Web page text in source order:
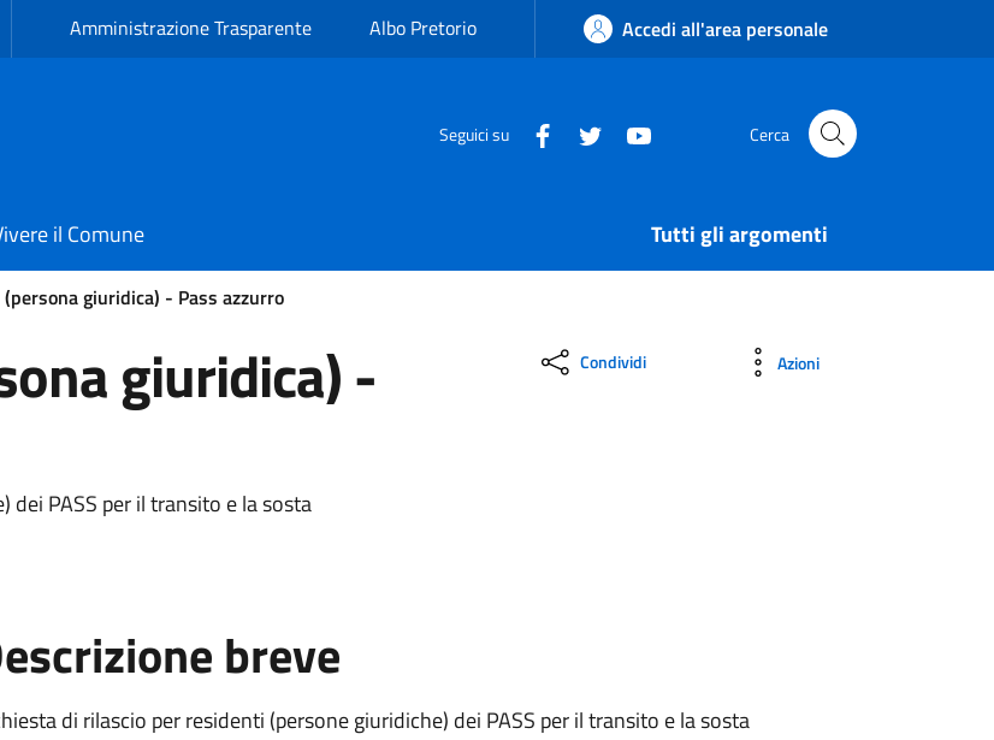
Amministrazione Trasparente Albo Pretorio Accedi all'area personale
Seguici su Cerca
il Comune Tutti gli argomenti
giuridica) - Pass azzurro
giuridica) -
dei PASS per il transito e la sosta
Condividi Azioni
breve
di rilascio per residenti (persone giuridiche) dei PASS per il transito e la sosta